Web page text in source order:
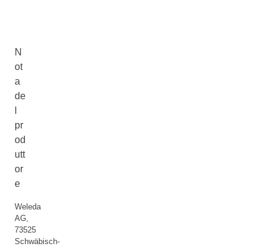
N
ot
a
de
pr
od
utt
or
e
Weleda
AG,
73525
Schwäbisch-